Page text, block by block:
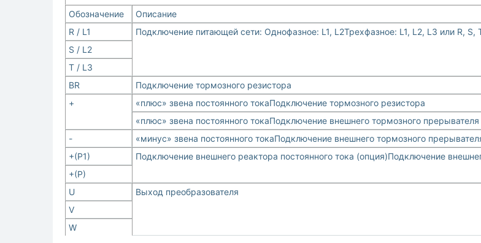
Обозначение
Описание
R / L1
Подключение питающей сети: Однофазное: L1, L2Трехфазное: L1, L2, L3 или R, S,
S / L2
T / L3
BR
Подключение тормозного резистора
+
«плюс» звена постоянного токаПодключение тормозного резистора
«плюс» звена постоянного токаПодключение внешнего тормозного прерывателя
-
«минус» звена постоянного токаПодключение внешнего тормозного
+(Р1)
Подключение внешнего реактора постоянного тока (опция)Подключение
+(Р)
U
Выход преобразователя
V
W